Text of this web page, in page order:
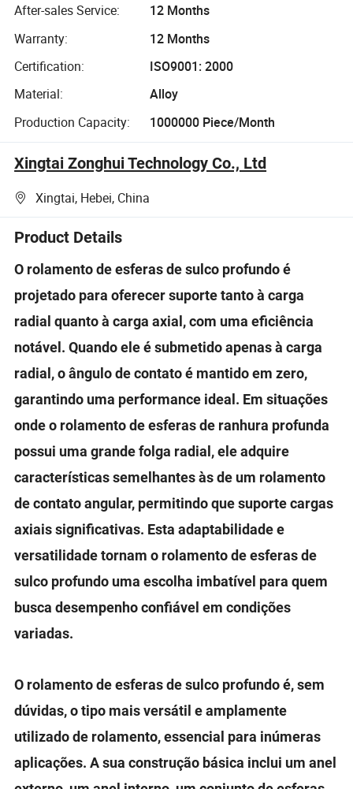
After-sales Service:
12 Months
Warranty:
12 Months
Certification:
ISO9001: 2000
Material:
Alloy
Production Capacity:
1000000 Piece/Month
Xingtai Zonghui Technology Co., Ltd
Xingtai, Hebei, China
Product Details
O rolamento de esferas de sulco profundo é
projetado para oferecer suporte tanto à carga
radial quanto à carga axial, com uma eficiência
notável. Quando ele é submetido apenas à carga
radial, o ângulo de contato é mantido em zero,
garantindo uma performance ideal. Em situações
onde o rolamento de esferas de ranhura profunda
possui uma grande folga radial, ele adquire
características semelhantes às de um rolamento
de contato angular, permitindo que suporte cargas
axiais significativas. Esta adaptabilidade e
versatilidade tornam o rolamento de esferas de
sulco profundo uma escolha imbatível para quem
busca desempenho confiável em condições
variadas.
O rolamento de esferas de sulco profundo é, sem
dúvidas, o tipo mais versátil e amplamente
utilizado de rolamento, essencial para inúmeras
aplicações. A sua construção básica inclui um anel